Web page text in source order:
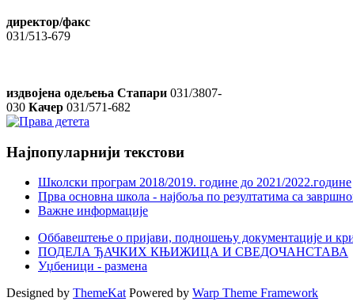
директор/факс
031/513-679
издвојена одељења Стапари 031/3807-
030 Качер 031/571-682
Најпопуларнији текстови
Школски програм 2018/2019. године дo 2021/2022.године
Прва основна школа - најбоља по резултатима са
Важне информације
Оббавештење о пријави, подношењу документације и
ПОДЕЛА ЂАЧКИХ КЊИЖИЦА И СВЕДОЧАНСТАВА
Уџбеници - размена
Designed by ThemeKat Powered by Warp Theme Framework